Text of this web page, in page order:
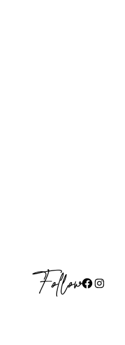
FollowFacebook Instagram